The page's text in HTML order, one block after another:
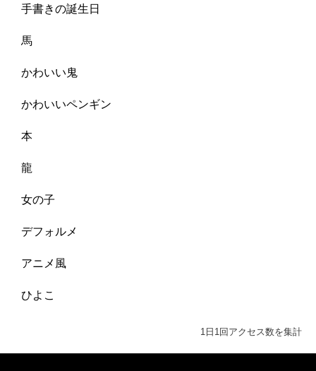
手書きの誕生日
馬
かわいい鬼
かわいいペンギン
本
龍
女の子
デフォルメ
アニメ風
ひよこ
1日1回アクセス数を集計